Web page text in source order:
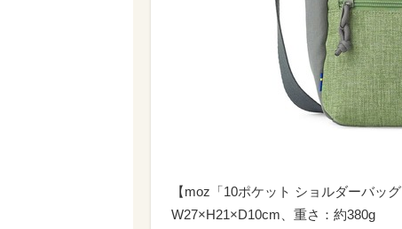
【moz「10ポケット ショルダーバッ
W27×H21×D10cm、重さ：約380g